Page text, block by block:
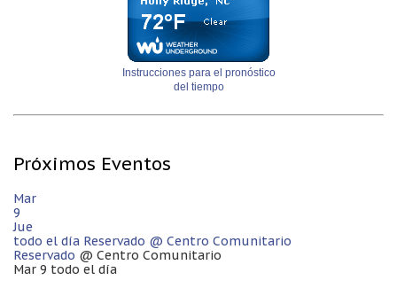
Instrucciones para el pronóstico
del tiempo
Próximos Eventos
Mar
9
Jue
todo el día Reservado @ Centro Comunitario
Reservado @ Centro Comunitario
Mar 9 todo el día